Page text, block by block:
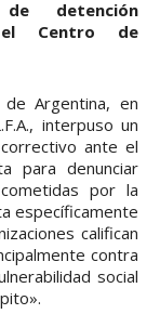
de detención
Centro de
Argentina, en
interpuso un
ante el
para denunciar
por la
específicamente
califican
contra
social